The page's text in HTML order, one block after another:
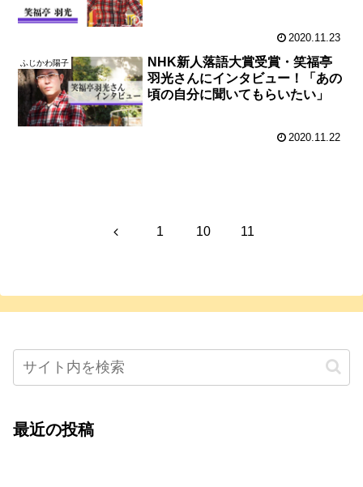
2020.11.23
ふじかわ陽子
NHK新人落語大賞受賞・笑福亭
羽光さんにインタビュー！「あの
頃の自分に聞いてもらいたい」
2020.11.22
前 1 10 11
最近の投稿